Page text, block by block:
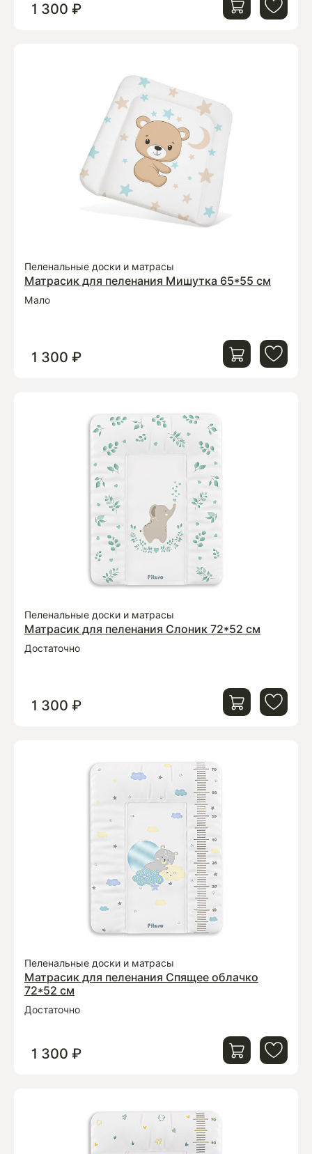
1 300 ₽
Пеленальные доски и матрасы
Матрасик для пеленания Мишутка 65*55 см
Мало
1 300 ₽
Пеленальные доски и матрасы
Матрасик для пеленания Слоник 72*52 см
Достаточно
1 300 ₽
Пеленальные доски и матрасы
Матрасик для пеленания Спящее облачко
72*52 см
Достаточно
1 300 ₽